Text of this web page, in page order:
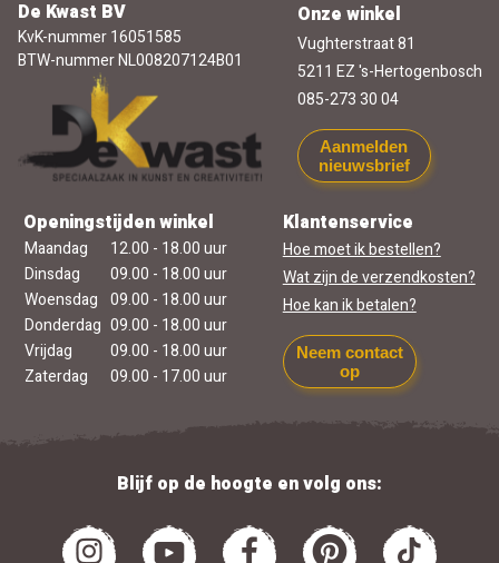
De Kwast BV
KvK-nummer 16051585
BTW-nummer NL008207124B01
Onze winkel
Vughterstraat 81
5211 EZ 's-Hertogenbosch
085-273 30 04
Aanmelden
nieuwsbrief
Openingstijden winkel
Maandag
12.00 - 18.00 uur
Dinsdag
09.00 - 18.00 uur
Woensdag 09.00 - 18.00 uur
Donderdag 09.00 - 18.00 uur
Vrijdag
09.00 - 18.00 uur
Zaterdag
09.00 - 17.00 uur
Klantenservice
Hoe moet ik bestellen?
Wat zijn de verzendkosten?
Hoe kan ik betalen?
Neem contact
op
Blijf op de hoogte en volg ons: